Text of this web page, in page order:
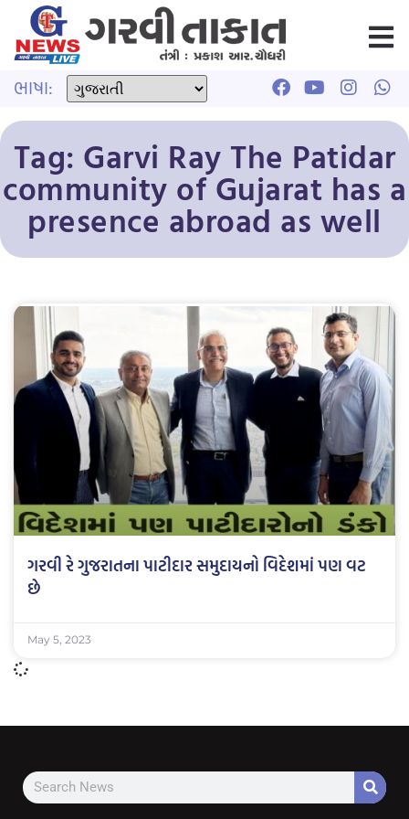
ભાષા:
Tag: Garvi Ray The Patidar
community of Gujarat has a
presence abroad as well
ગરવી રે ગુજરાતના પાટીદાર સમુદાયનો વિદેશમાં પણ વટ
છે
May 5, 2023